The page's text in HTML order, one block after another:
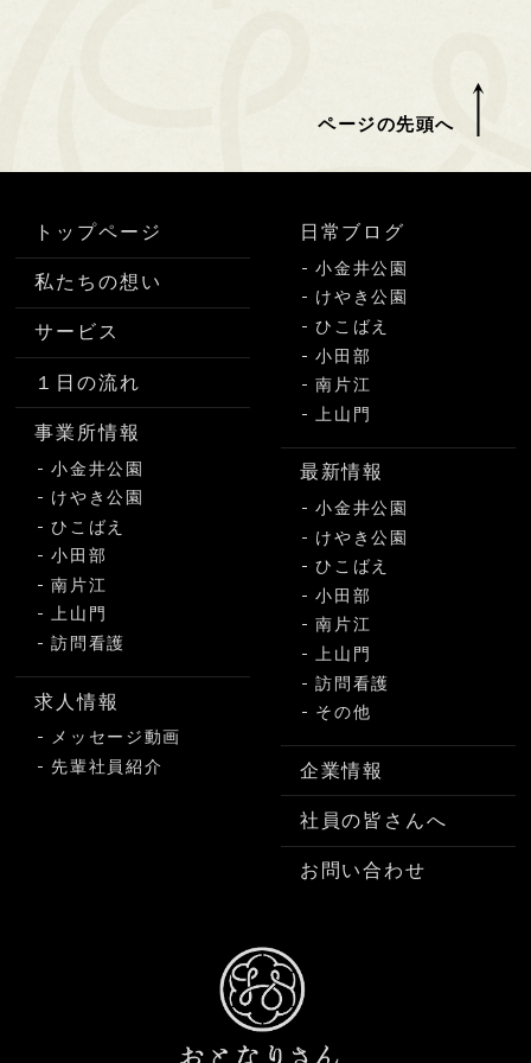
ページの先頭へ
トップページ
私たちの想い
サービス
１日の流れ
事業所情報
小金井公園
けやき公園
ひこばえ
小田部
南片江
上山門
訪問看護
求人情報
メッセージ動画
先輩社員紹介
日常ブログ
小金井公園
けやき公園
ひこばえ
小田部
南片江
上山門
最新情報
小金井公園
けやき公園
ひこばえ
小田部
南片江
上山門
訪問看護
その他
企業情報
社員の皆さんへ
お問い合わせ